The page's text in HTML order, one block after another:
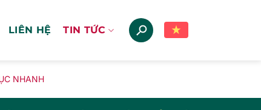
LIÊN HỆ TIN TỨC
NHANH